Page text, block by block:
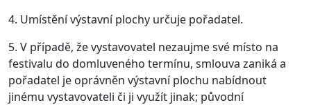
4. Umístění výstavní plochy určuje pořadatel.
5. V případě, že vystavovatel nezaujme své místo na
festivalu do domluveného termínu, smlouva zaniká a
pořadatel je oprávněn výstavní plochu nabídnout
jinému vystavovateli či ji využít jinak; původní